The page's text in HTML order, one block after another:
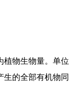
植物生物量。单位
生的全部有机物同